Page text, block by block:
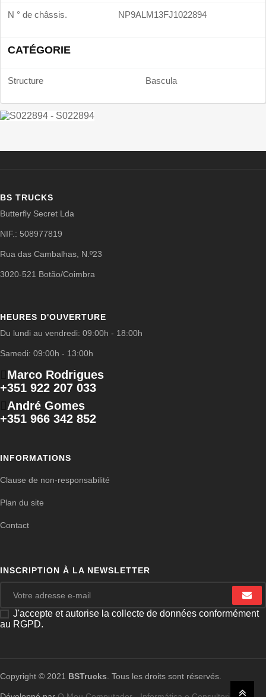
N ° de châssis. NP9ALM13FJ1022894
CATÉGORIE
Structure Bascula
BS TRUCKS
Butterfly Secret Lda
NIF.: 508977819
Rua das Cambalhas, N.º23
3020-521 Botão/Coimbra
HEURES D'OUVERTURE
Du lundi au vendredi: 09:00h - 18:00h
Samedi: 09:00h - 13:00h
Marco Rodrigues
+351 922 207 033
André Gomes
+351 966 342 852
INFORMATIONS
Clause de non-responsabilité
Plan du site
Contact
INSCRIPTION À LA NEWSLETTER
J'accepte et autorise la collecte de données conformément
au RGPD.
Copyright © 2021 BSTrucks . Tous les droits sont réservés.